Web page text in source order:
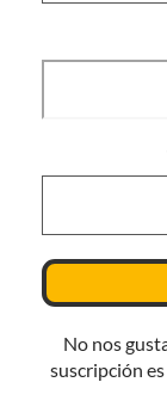
No nos
suscripción